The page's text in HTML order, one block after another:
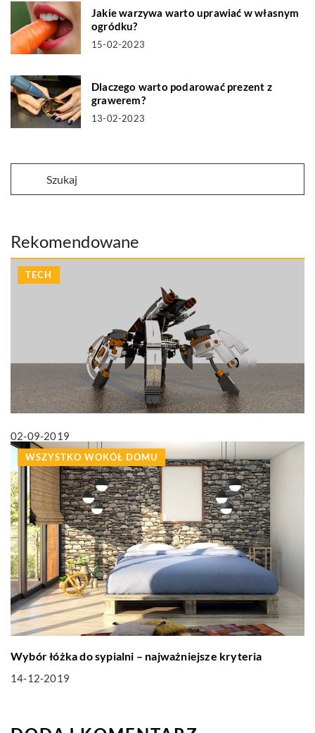
Jakie warzywa warto uprawiać w własnym
ogródku?
15-02-2023
Dlaczego warto podarować prezent z
grawerem?
13-02-2023
Rekomendowane
TECH
02-09-2019
WSZYSTKO WOKÓŁ DOMU
Wybór łóżka do sypialni – najważniejsze kryteria
14-12-2019